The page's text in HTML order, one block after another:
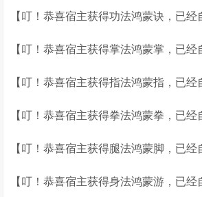
【叮！恭喜宿主获得功法鸿蒙诀，已经
【叮！恭喜宿主获得掌法鸿蒙掌，已经
【叮！恭喜宿主获得指法鸿蒙指，已经
【叮！恭喜宿主获得拳法鸿蒙拳，已经
【叮！恭喜宿主获得腿法鸿蒙脚，已经
【叮！恭喜宿主获得身法鸿蒙游，已经